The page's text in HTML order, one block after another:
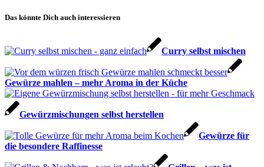
Das könnte Dich auch interessieren
Curry selbst mischen
Gewürze mahlen – mehr Aroma in der Küche
Gewürzmischungen selbst herstellen
Gewürze für
die besondere Raffinesse